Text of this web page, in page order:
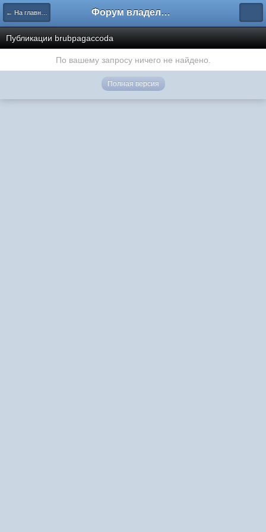
← На главную Форум владельцев интернет-магазинов
Публикации brubpagaccoda
По вашему запросу ничего не найдено.
Полная версия